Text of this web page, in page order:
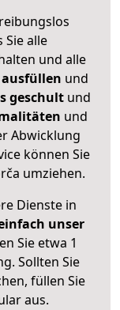
Sie alle
und alle
ausfüllen und
geschult und
und
Abwicklung
können Sie
umziehen.
Dienste in
unser
Sie etwa 1
Sollten Sie
füllen Sie
aus.